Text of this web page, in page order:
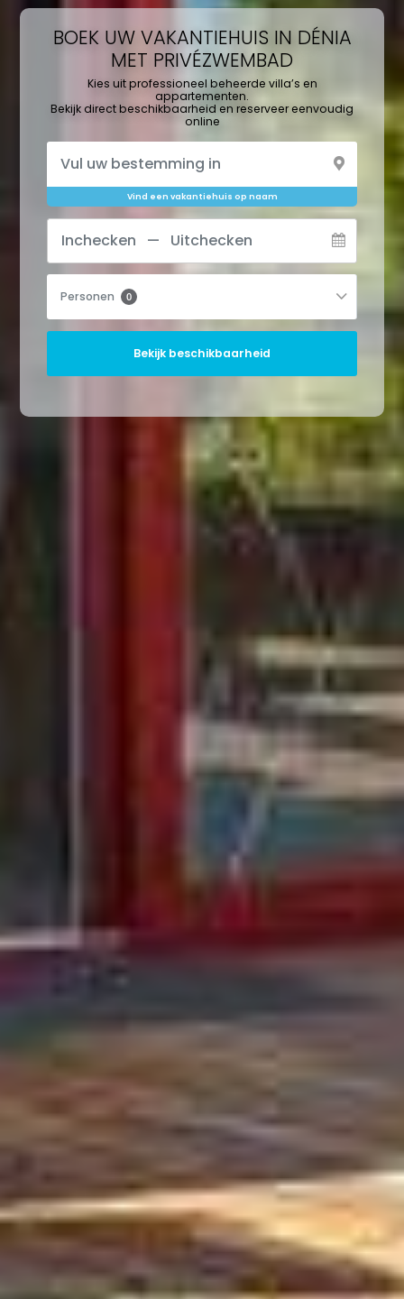
BOEK UW VAKANTIEHUIS IN DÉNIA
MET PRIVÉZWEMBAD
Kies uit professioneel beheerde villa’s en
appartementen.
Bekijk direct beschikbaarheid en reserveer eenvoudig
online
Vind een vakantiehuis op naam
Personen 0